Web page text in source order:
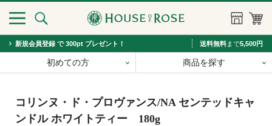
新規会員登録 で 300pt プレゼント！ 送料無料まで5,500円
初めての方 商品を探す
コリンヌ・ド・プロヴァンス/NA センテッドキャ
ンドル ホワイトティー 180g